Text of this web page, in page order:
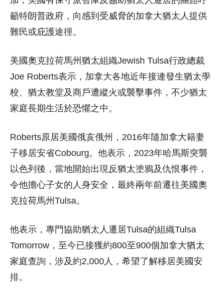
籲特朗普政府，向感到受威脅的加拿大猶太人提供
難民或庇護途徑。
美國奧克拉荷馬州猶太組織Jewish Tulsa行政總裁
Joe Roberts表示，加拿大各地近年接連發生猶太學
校、猶太教堂及商戶遭縱火或襲擊事件，不少猶太
家庭長期生活於恐懼之中。
Roberts原居美國俄亥俄州，2016年隨加拿大籍妻
子移居安省Cobourg。他表示，2023年哈馬斯突襲
以色列後，當地開始出現反猶太塗鴉及仇恨事件，
令他擔心子女的人身安全，最終兩年前遷往美國奧
克拉荷馬州Tulsa。
他表示，專門協助猶太人遷居Tulsa的組織Tulsa
Tomorrow，至今已接獲約800至900個加拿大猶太
家庭查詢，涉及約2,000人，希望了解移居美國安
排。